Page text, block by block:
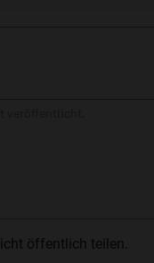
öffentlich teilen.